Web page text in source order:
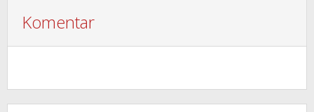
Komentar